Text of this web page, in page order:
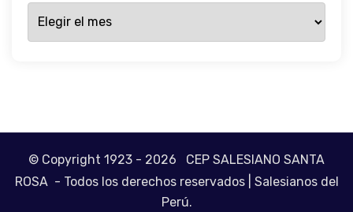
© Copyright 1923 - 2026 CEP SALESIANO SANTA
ROSA - Todos los derechos reservados | Salesianos del
Perú.